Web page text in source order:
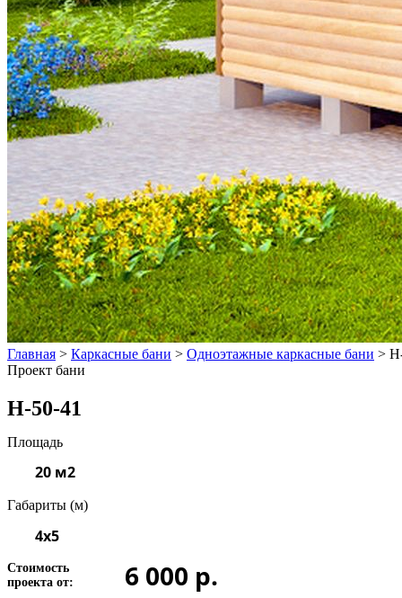
Главная > Каркасные бани > Одноэтажные каркасные бани >
Проект бани
Н-50-41
Площадь
20 м2
Габариты (м)
4x5
Стоимость
проекта от:
6 000 р.